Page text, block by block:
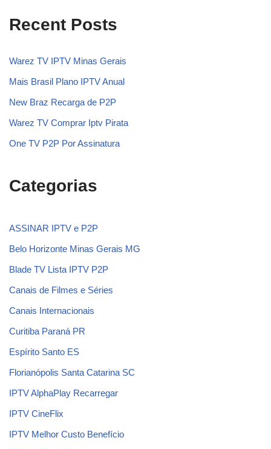
Recent Posts
Warez TV IPTV Minas Gerais
Mais Brasil Plano IPTV Anual
New Braz Recarga de P2P
Warez TV Comprar Iptv Pirata
One TV P2P Por Assinatura
Categorias
ASSINAR IPTV e P2P
Belo Horizonte Minas Gerais MG
Blade TV Lista IPTV P2P
Canais de Filmes e Séries
Canais Internacionais
Curitiba Paraná PR
Espírito Santo ES
Florianópolis Santa Catarina SC
IPTV AlphaPlay Recarregar
IPTV CineFlix
IPTV Melhor Custo Benefício